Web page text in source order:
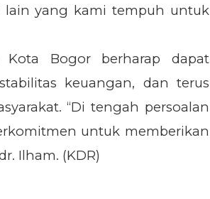
lain yang kami tempuh untuk
Kota Bogor berharap dapat
keuangan, dan terus
“Di tengah persoalan
untuk memberikan
Ilham. (KDR)